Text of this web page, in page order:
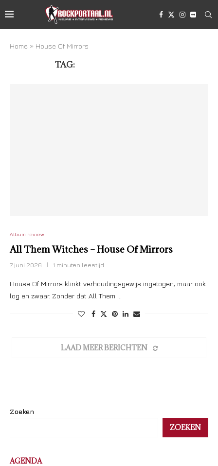
Home » House Of Mirrors
TAG:
Album review
All Them Witches – House Of Mirrors
7 juni 2026 1 minuten leestijd
House Of Mirrors klinkt verhoudingsgewijs ingetogen, maar ook
log en zwaar. Zonder dat All Them …
LAAD MEER BERICHTEN
Zoeken
ZOEKEN
AGENDA